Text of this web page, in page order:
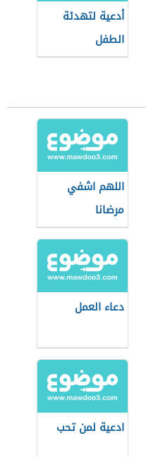
أدعية لتهدئة
الطفل
اللهم اشفي
مرضانا
دعاء العمل
ادعية لمن تحب